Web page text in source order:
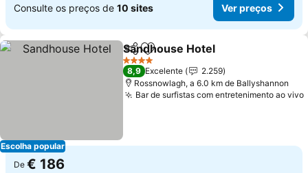
Consulte os preços de 10 sites Ver preços
Escolha popular
PartilharAdicionar aos favoritos
Sandhouse Hotel
4 Estrelas
8,9 Excelente
2.259
Rossnowlagh, a 6.0 km de Ballyshannon
Bar de surfistas com entretenimento ao vivo
De € 186